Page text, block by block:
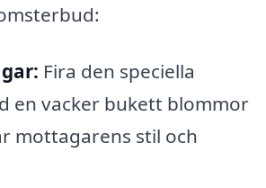
Fira den speciella
en vacker bukett blommor
mottagarens stil och